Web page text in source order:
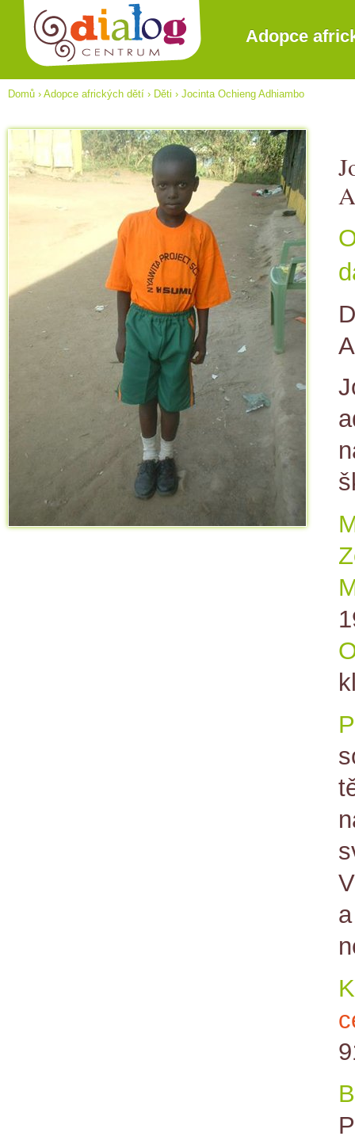
Adopce
Domů › Adopce afrických dětí › Děti › Jocinta Ochieng Adhiambo